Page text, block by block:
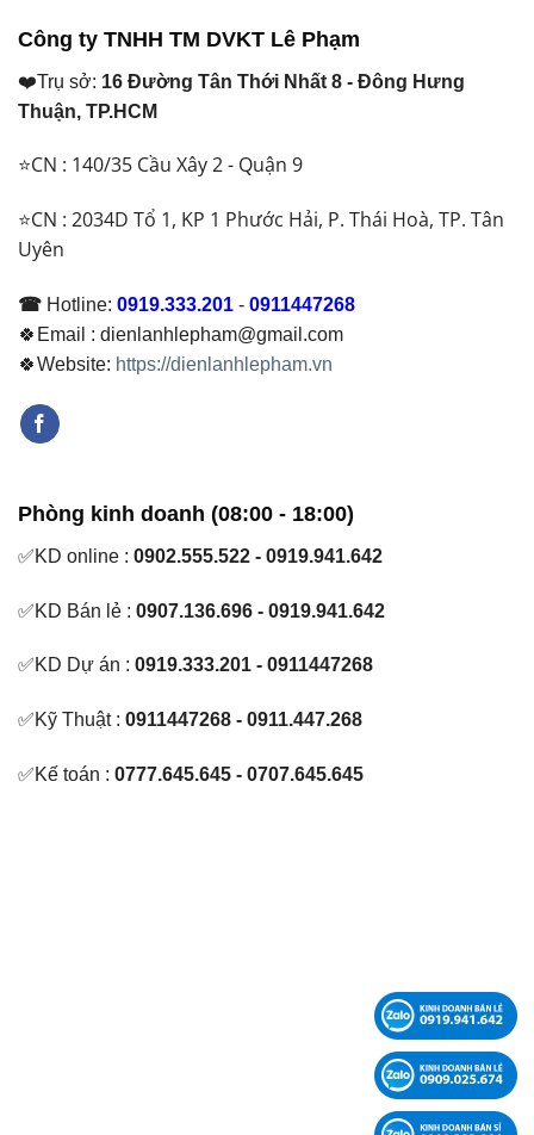
Lạnh
Dùng
Bắt
Phải
Bảo
Ổn
Công ty TNHH TM DVKT Lê Phạm
❤️Trụ sở: 16 Đường Tân Thới Nhất 8 - Đông Hưng
Thuận, TP.HCM
⭐CN : 140/35 Cầu Xây 2 - Quận 9
⭐CN : 2034D Tổ 1, KP 1 Phước Hải, P. Thái Hoà, TP. Tân
Uyên
☎ Hotline: 0919.333.201 - 0911447268
🍀Email : dienlanhlepham@gmail.com
🍀Website: https://dienlanhlepham.vn
Phòng kinh doanh (08:00 - 18:00)
✅KD online : 0902.555.522 - 0919.941.642
✅KD Bán lẻ : 0907.136.696 - 0919.941.642
✅KD Dự án : 0919.333.201 - 0911447268
✅Kỹ Thuật : 0911447268 - 0911.447.268
✅Kế toán : 0777.645.645 - 0707.645.645